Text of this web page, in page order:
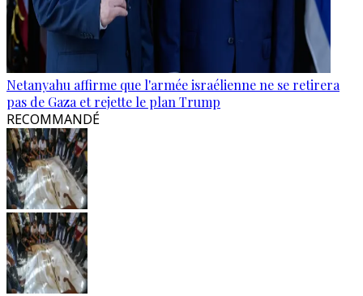
Netanyahu affirme que l'armée israélienne ne se retirera
pas de Gaza et rejette le plan Trump
RECOMMANDÉ